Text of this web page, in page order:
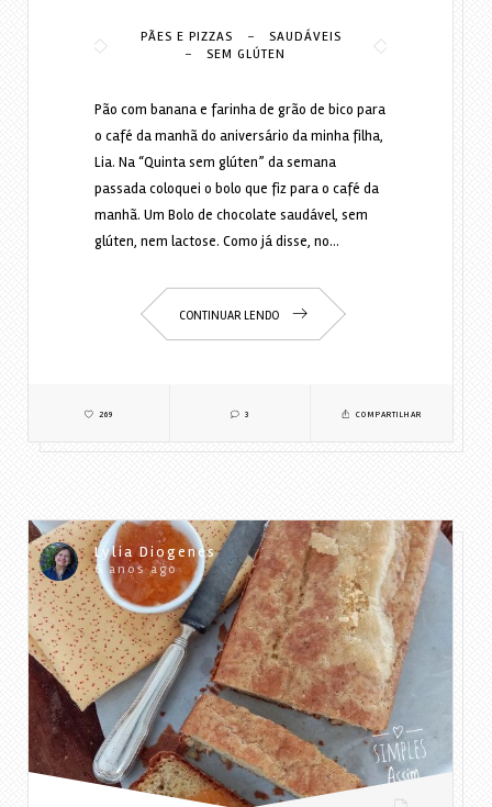
PÃES E PIZZAS - SAUDÁVEIS
- SEM GLÚTEN
Pão com banana e farinha de grão de bico para
o café da manhã do aniversário da minha filha,
Lia. Na “Quinta sem glúten” da semana
passada coloquei o bolo que fiz para o café da
manhã. Um Bolo de chocolate saudável, sem
glúten, nem lactose. Como já disse, no…
CONTINUAR LENDO
269 3 COMPARTILHAR
Lylia Diogenes
6 anos ago